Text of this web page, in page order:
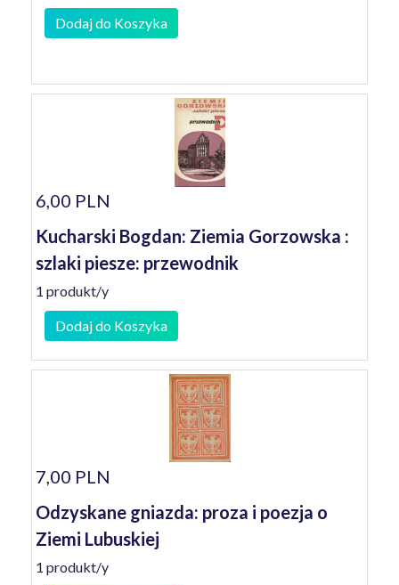
Dodaj do Koszyka
6,00 PLN
Kucharski Bogdan: Ziemia Gorzowska :
szlaki piesze: przewodnik
1 produkt/y
Dodaj do Koszyka
7,00 PLN
Odzyskane gniazda: proza i poezja o
Ziemi Lubuskiej
1 produkt/y